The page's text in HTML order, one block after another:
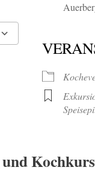
Google Kalender